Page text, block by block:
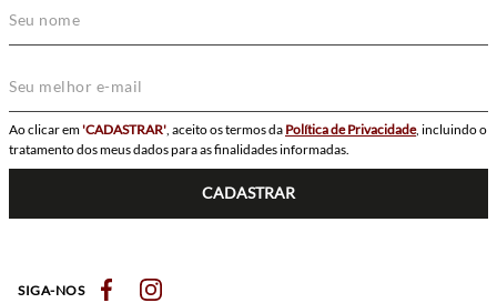
Ao clicar em'CADASTRAR', aceito os termos da Política de Privacidade, incluindo o
tratamento dos meus dados para as finalidades informadas.
CADASTRAR
SIGA-NOS